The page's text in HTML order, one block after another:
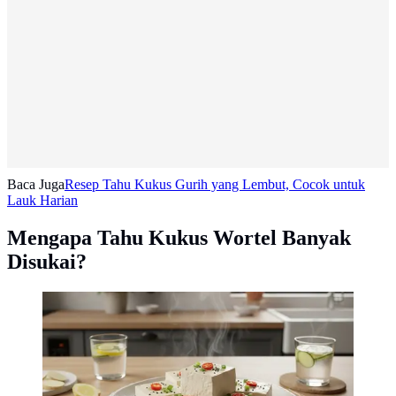
Baca JugaResep Tahu Kukus Gurih yang Lembut, Cocok untuk
Lauk Harian
Mengapa Tahu Kukus Wortel Banyak
Disukai?
Resep Tahu Kukus (AI Generated)